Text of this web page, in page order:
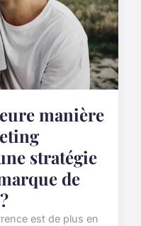
manière
stratégie
de
est de plus en